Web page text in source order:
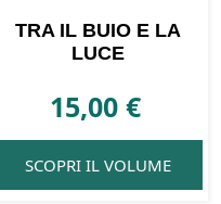
TRA IL BUIO E LA
LUCE
15,00 €
SCOPRI IL VOLUME